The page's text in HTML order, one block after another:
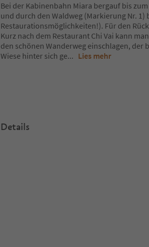
Bei der Kabinenbahn Miara bergauf bis
und durch den Waldweg (Markierung Nr. 1)
Restaurationsmöglichkeiten!). Für den
Kurz nach dem Restaurant Chi Vai kann
den schönen Wanderweg einschlagen, der
Wiese hinter sich ge... Lies mehr
Details